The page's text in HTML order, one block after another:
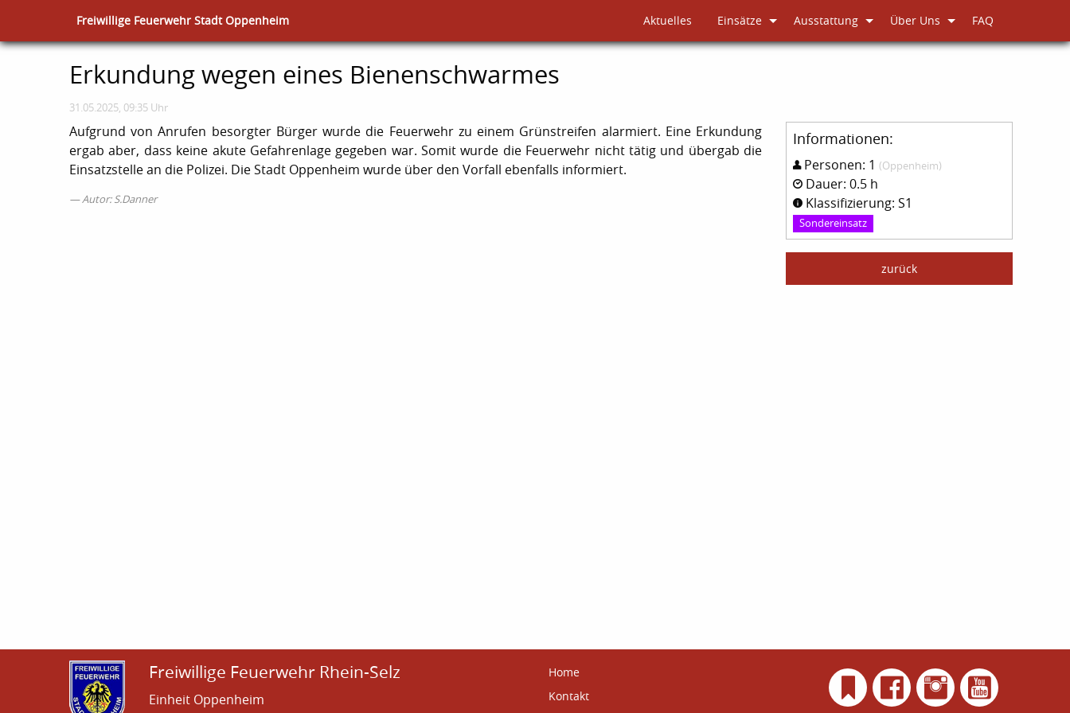
Freiwillige Feuerwehr Stadt Oppenheim Aktuelles Einsätze Ausstattung Über Uns FAQ
Erkundung wegen eines Bienenschwarmes
31.05.2025, 09:35 Uhr
Aufgrund von Anrufen besorgter Bürger wurde die Feuerwehr zu einem Grünstreifen alarmiert. Eine Erkundung
ergab aber, dass keine akute Gefahrenlage gegeben war. Somit wurde die Feuerwehr nicht tätig und übergab die
Einsatzstelle an die Polizei. Die Stadt Oppenheim wurde über den Vorfall ebenfalls informiert.
Autor: S.Danner
Informationen:
Personen: 1 (Oppenheim)
Dauer: 0.5 h
Klassifizierung: S1
Sondereinsatz
zurück
Freiwillige Feuerwehr Rhein-Selz
Einheit Oppenheim
Home
Kontakt